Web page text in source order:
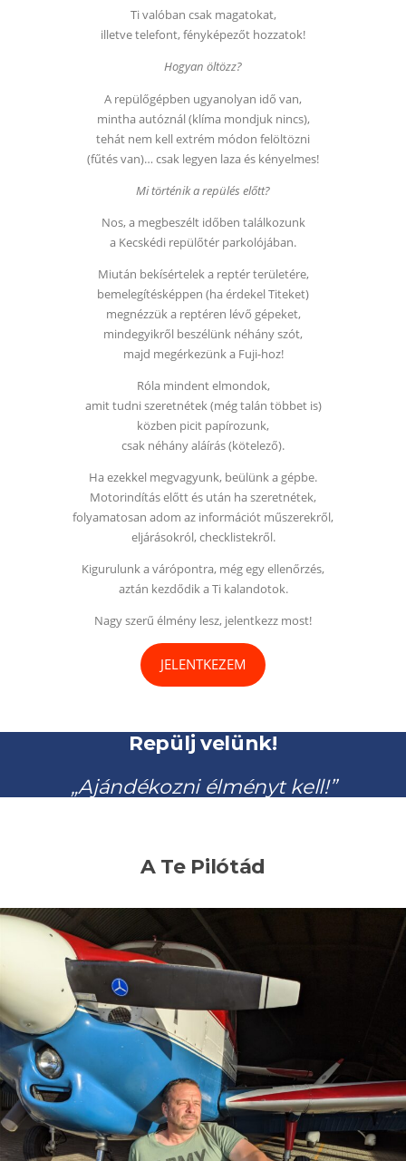
Ti valóban csak magatokat,
illetve telefont, fényképezőt hozzatok!
Hogyan öltözz?
A repülőgépben ugyanolyan idő van,
mintha autóznál (klíma mondjuk nincs),
tehát nem kell extrém módon felöltözni
(fűtés van)… csak legyen laza és kényelmes!
Mi történik a repülés előtt?
Nos, a megbeszélt időben találkozunk
a Kecskédi repülőtér parkolójában.
Miután bekísértelek a reptér területére,
bemelegítésképpen (ha érdekel Titeket)
megnézzük a reptéren lévő gépeket,
mindegyikről beszélünk néhány szót,
majd megérkezünk a Fuji-hoz!
Róla mindent elmondok,
amit tudni szeretnétek (még talán többet is)
közben picit papírozunk,
csak néhány aláírás (kötelező).
Ha ezekkel megvagyunk, beülünk a gépbe.
Motorindítás előtt és után ha szeretnétek,
folyamatosan adom az információt műszerekről,
eljárásokról, checklistekről.
Kigurulunk a várópontra, még egy ellenőrzés,
aztán kezdődik a Ti kalandotok.
Nagy szerű élmény lesz, jelentkezz most!
JELENTKEZEM
Repülj velünk!
„Ajándékozni élményt kell!”
A Te Pilótád